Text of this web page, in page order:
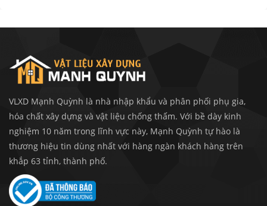
VLXD Mạnh Quỳnh là nhà nhập khẩu và phân phối phụ gia,
hóa chất xây dựng và vật liệu chống thấm. Với bề dày kinh
nghiệm 10 năm trong lĩnh vực này, Mạnh Quỳnh tự hào là
thương hiệu tin dùng nhất với hàng ngàn khách hàng trên
khắp 63 tỉnh, thành phố.